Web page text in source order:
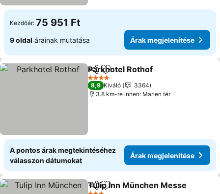
Kezdőár: 75 951 Ft
9 oldal árainak mutatása Árak megjelenítése
Megosztás
Hozzáadás a kedvencekhez
Parkhotel Rothof
4 Kategória
8,9 Kiváló
3364
3.8 km-re innen: Marien tér
A pontos árak megtekintéséhez
válasszon dátumokat
Árak megjelenítése
Megosztás
Hozzáadás a kedvencekhez
Tulip Inn München Messe